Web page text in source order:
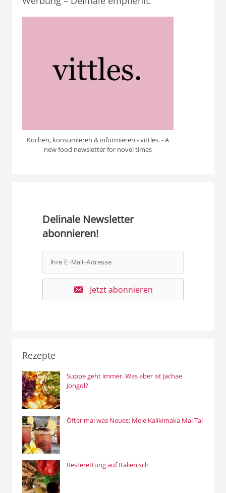
Kochen, konsumieren & informieren - vittles. - A
new food newsletter for novel times
Delinale Newsletter
abonnieren!
Jetzt abonnieren
Rezepte
Suppe geht immer. Was aber ist Jachae
Jongol?
Öfter mal was Neues: Mele Kalikimaka Mai Tai
Resterettung auf Italienisch